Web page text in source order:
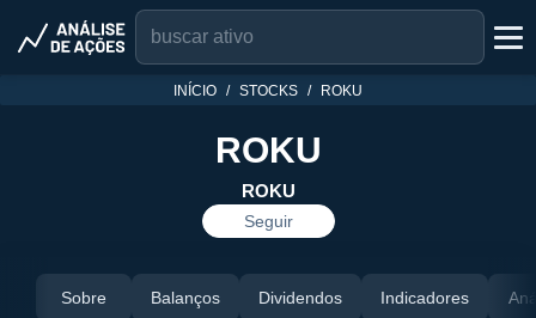
INÍCIO STOCKS ROKU
ROKU
ROKU
Seguir
Sobre Balanços Dividendos Indicadores